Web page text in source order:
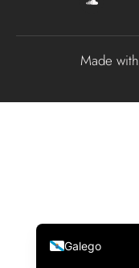
Made with
Galego